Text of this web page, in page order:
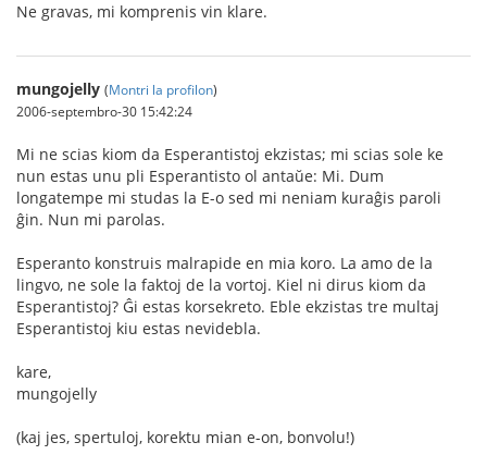
Ne gravas, mi komprenis vin klare.
mungojelly (Montri la profilon)
2006-septembro-30 15:42:24
Mi ne scias kiom da Esperantistoj ekzistas; mi scias sole ke
nun estas unu pli Esperantisto ol antaŭe: Mi. Dum
longatempe mi studas la E-o sed mi neniam kuraĝis paroli
ĝin. Nun mi parolas.
Esperanto konstruis malrapide en mia koro. La amo de la
lingvo, ne sole la faktoj de la vortoj. Kiel ni dirus kiom da
Esperantistoj? Ĝi estas korsekreto. Eble ekzistas tre multaj
Esperantistoj kiu estas nevidebla.
kare,
mungojelly
(kaj jes, spertuloj, korektu mian e-on, bonvolu!)